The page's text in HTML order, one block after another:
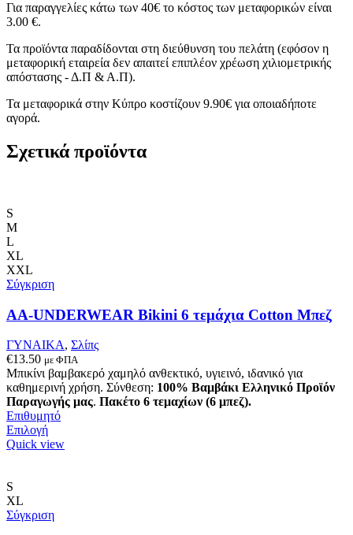
Για παραγγελίες κάτω των 40€ το κόστος των μεταφορικών είναι
3.00 €.
Τα προϊόντα παραδίδονται στη διεύθυνση του πελάτη (εφόσον η
μεταφορική εταιρεία δεν απαιτεί επιπλέον χρέωση χιλιομετρικής
απόστασης - Δ.Π & Α.Π).
Τα μεταφορικά στην Κύπρο κοστίζουν 9.90€ για οποιαδήποτε
αγορά.
Σχετικά προϊόντα
S
M
L
XL
XXL
Σύγκριση
AA-UNDERWEAR Bikini 6 τεμάχια Cotton Μπεζ
ΓΥΝΑΙΚΑ, Σλίπς
€13.50 με ΦΠΑ
Μπικίνι βαμβακερό χαμηλό ανθεκτικό, υγιεινό, ιδανικό για
καθημερινή χρήση. Σύνθεση: 100% Βαμβάκι Ελληνικό Προϊόν
Παραγωγής μας. Πακέτο 6 τεμαχίων (6 μπεζ).
Επιθυμητό
ΕπιλογήΑυτό
το
Οι
Quick view
S
XL
Σύγκριση